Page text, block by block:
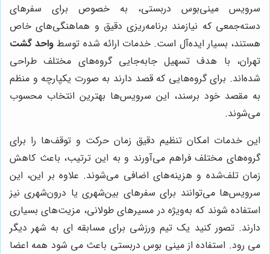
سرویس مینی‌بوس دربستی، به خصوص برای سفرهای
دسته‌جمعی که نیازمند برنامه‌ریزی دقیق و هماهنگی‌های خاص
هستند، بسیار ایده‌آل است. خدمات ارائه شده توسط واحد گشت
تهران، با هدف تسهیل جابه‌جایی گروه‌های مختلف طراحی
شده‌اند. برای گروه‌هایی که قصد دارند به صورت یکپارچه و منظم
به مقصد خود برسند، این سرویس‌ها بهترین انتخاب محسوب
می‌شوند.
این خدمات امکان تنظیم دقیق زمان حرکت و توقف‌ها را برای
گروه‌های مختلف فراهم می‌آورند و به این ترتیب، باعث کاهش
زمان تلف‌شده و هزینه‌های اضافی می‌شوند. علاوه بر این، این
سرویس‌ها می‌توانند برای سفرهای بین‌شهری یا درون‌شهری نیز
استفاده شوند که به‌ویژه در مسیرهای طولانی، مزیت‌های بسیاری
دارند. تصور کنید یک تیم ورزشی برای مسابقه ای به شهر دیگر
می رود. استفاده از مینی بوس دربستی باعث می شود همه اعضا